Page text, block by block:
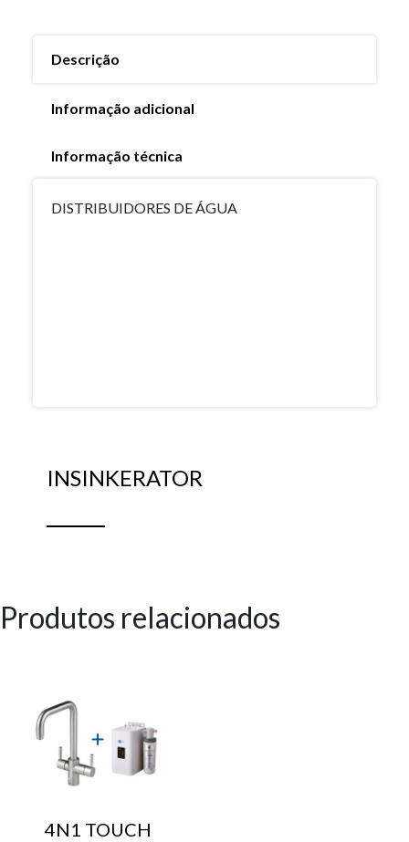
Descrição
Informação adicional
Informação técnica
DISTRIBUIDORES DE ÁGUA
INSINKERATOR
Produtos relacionados
4N1 TOUCH